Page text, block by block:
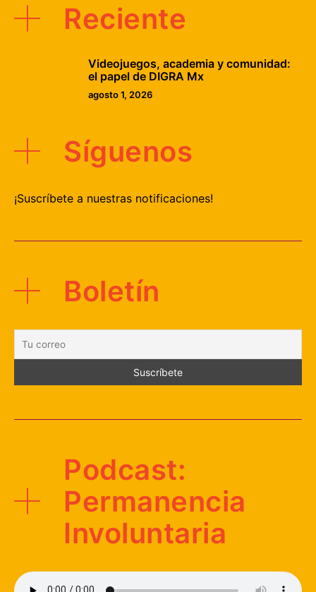
Reciente
Videojuegos, academia y comunidad:
el papel de DIGRA Mx
agosto 1, 2026
Síguenos
¡Suscríbete a nuestras notificaciones!
Boletín
Podcast:
Permanencia
Involuntaria